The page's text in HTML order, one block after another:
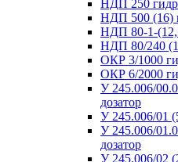
НДП 250
НДП 500 (16)
НДП 80-1-
НДП 80/240
ОКР 3/1000
ОКР 6/2000
У 245.006/
дозатор
У 245.006/01
У 245.006/
дозатор
У 245.006/02